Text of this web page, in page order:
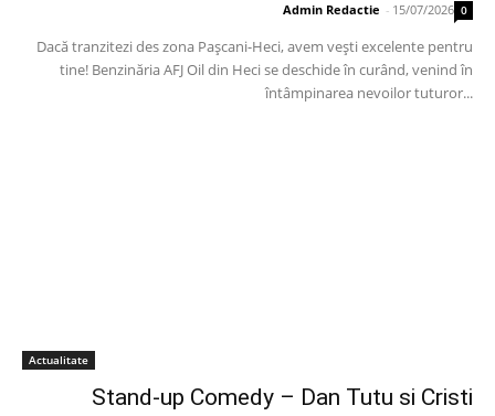
Admin Redactie - 15/07/2026 0
Dacă tranzitezi des zona Pașcani-Heci, avem vești excelente pentru
tine! Benzinăria AFJ Oil din Heci se deschide în curând, venind în
întâmpinarea nevoilor tuturor...
Actualitate
Stand-up Comedy – Dan Tutu si Cristi